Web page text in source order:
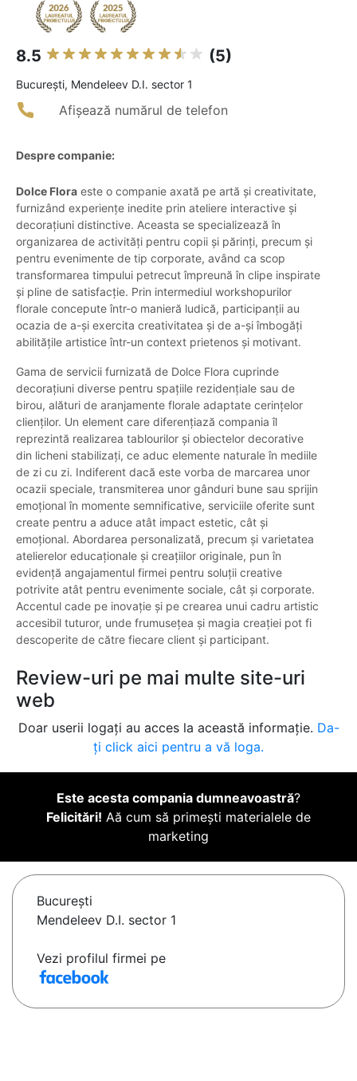
8.5 (5)
Bucureşti, Mendeleev D.I. sector 1
Afișează numărul de telefon
Despre companie:
Dolce Flora este o companie axată pe artă și creativitate,
furnizând experiențe inedite prin ateliere interactive și
decorațiuni distinctive. Aceasta se specializează în
organizarea de activități pentru copii și părinți, precum și
pentru evenimente de tip corporate, având ca scop
transformarea timpului petrecut împreună în clipe inspirate
și pline de satisfacție. Prin intermediul workshopurilor
florale concepute într-o manieră ludică, participanții au
ocazia de a-și exercita creativitatea și de a-și îmbogăți
abilitățile artistice într-un context prietenos și motivant.
Gama de servicii furnizată de Dolce Flora cuprinde
decorațiuni diverse pentru spațiile rezidențiale sau de
birou, alături de aranjamente florale adaptate cerințelor
clienților. Un element care diferențiază compania îl
reprezintă realizarea tablourilor și obiectelor decorative
din licheni stabilizați, ce aduc elemente naturale în mediile
de zi cu zi. Indiferent dacă este vorba de marcarea unor
ocazii speciale, transmiterea unor gânduri bune sau sprijin
emoțional în momente semnificative, serviciile oferite sunt
create pentru a aduce atât impact estetic, cât și
emoțional. Abordarea personalizată, precum și varietatea
atelierelor educaționale și creațiilor originale, pun în
evidență angajamentul firmei pentru soluții creative
potrivite atât pentru evenimente sociale, cât și corporate.
Accentul cade pe inovație și pe crearea unui cadru artistic
accesibil tuturor, unde frumusețea și magia creației pot fi
descoperite de către fiecare client și participant.
Review-uri pe mai multe site-uri
web
Doar userii logați au acces la această informație. Da-
ți click aici pentru a vă loga.
Este acesta compania dumneavoastră?
Felicitări! Aă cum să primești materialele de
marketing
Bucureşti
Mendeleev D.I. sector 1
Vezi profilul firmei pe